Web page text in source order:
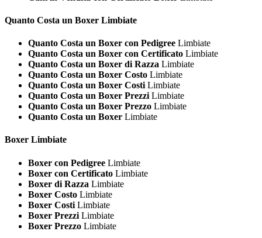
Quanto Costa un Boxer Limbiate
Quanto Costa un Boxer con Pedigree Limbiate
Quanto Costa un Boxer con Certificato Limbiate
Quanto Costa un Boxer di Razza Limbiate
Quanto Costa un Boxer Costo Limbiate
Quanto Costa un Boxer Costi Limbiate
Quanto Costa un Boxer Prezzi Limbiate
Quanto Costa un Boxer Prezzo Limbiate
Quanto Costa un Boxer Limbiate
Boxer Limbiate
Boxer con Pedigree Limbiate
Boxer con Certificato Limbiate
Boxer di Razza Limbiate
Boxer Costo Limbiate
Boxer Costi Limbiate
Boxer Prezzi Limbiate
Boxer Prezzo Limbiate